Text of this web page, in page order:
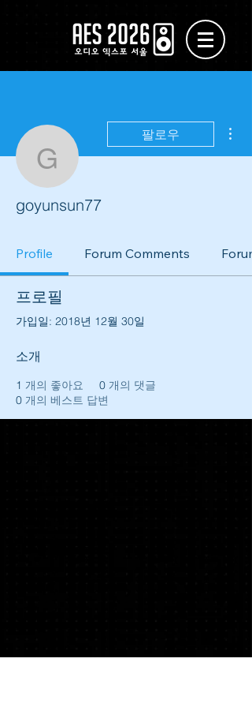
goyunsun77
팔로우
goyunsun77
Profile Forum Comments
프로필
가입일: 2018년 12월 30일
소개
1 개의 좋아요 0 개의 댓글
0 개의 베스트 답변